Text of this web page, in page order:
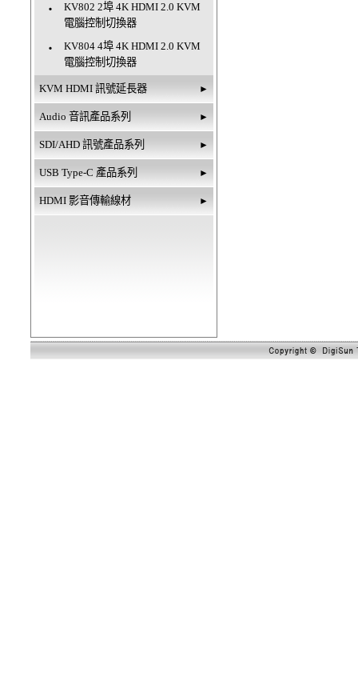
‧
KV802 2埠 4K HDMI 2.0 KVM
電腦控制切換器
‧
KV804 4埠 4K HDMI 2.0 KVM
電腦控制切換器
KVM HDMI 訊號延長器 ►
Audio 音訊產品系列 ►
SDI/AHD 訊號產品系列 ►
USB Type-C 產品系列 ►
HDMI 影音傳輸線材 ►